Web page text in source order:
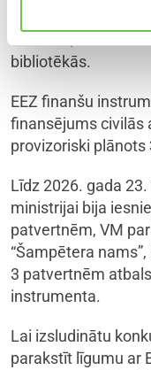
bibliotēkās.
EEZ finanšu
finansējums civilās
provizoriski plānots
Līdz 2026. gada
ministrijai bija
patvertnēm, VM
“Šampētera
3 patvertnēm
instrumenta.
Lai izsludinātu
parakstīt līgumu ar